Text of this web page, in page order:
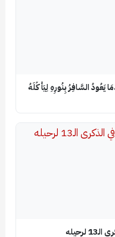
يَعُودُ السَّافِرُ بِنُورِهِ لِيَأْكُلَهُ